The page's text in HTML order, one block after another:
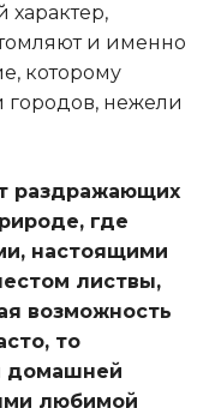
и именно
которому
нежели
раздражающих
где
настоящими
листвы,
возможность
то
домашней
любимой